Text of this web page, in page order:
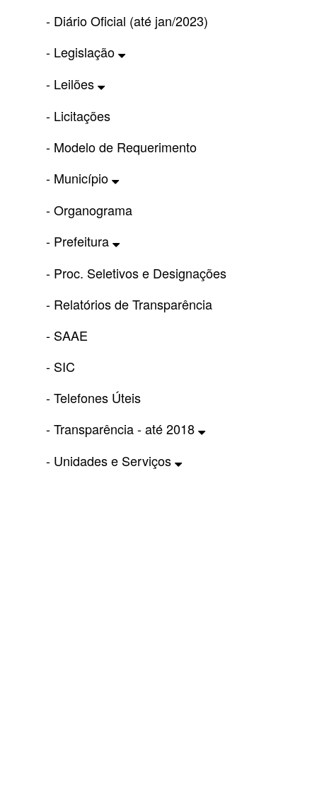
- Diário Oficial (até jan/2023)
- Legislação
- Leilões
- Licitações
- Modelo de Requerimento
- Município
- Organograma
- Prefeitura
- Proc. Seletivos e Designações
- Relatórios de Transparência
- SAAE
- SIC
- Telefones Úteis
- Transparência - até 2018
- Unidades e Serviços